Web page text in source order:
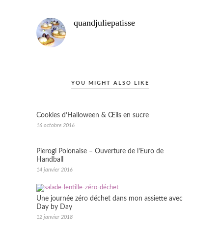
quandjuliepatisse
YOU MIGHT ALSO LIKE
Cookies d’Halloween & Œils en sucre
16 octobre 2016
Pierogi Polonaise – Ouverture de l’Euro de
Handball
14 janvier 2016
Une journée zéro déchet dans mon assiette avec
Day by Day
12 janvier 2018